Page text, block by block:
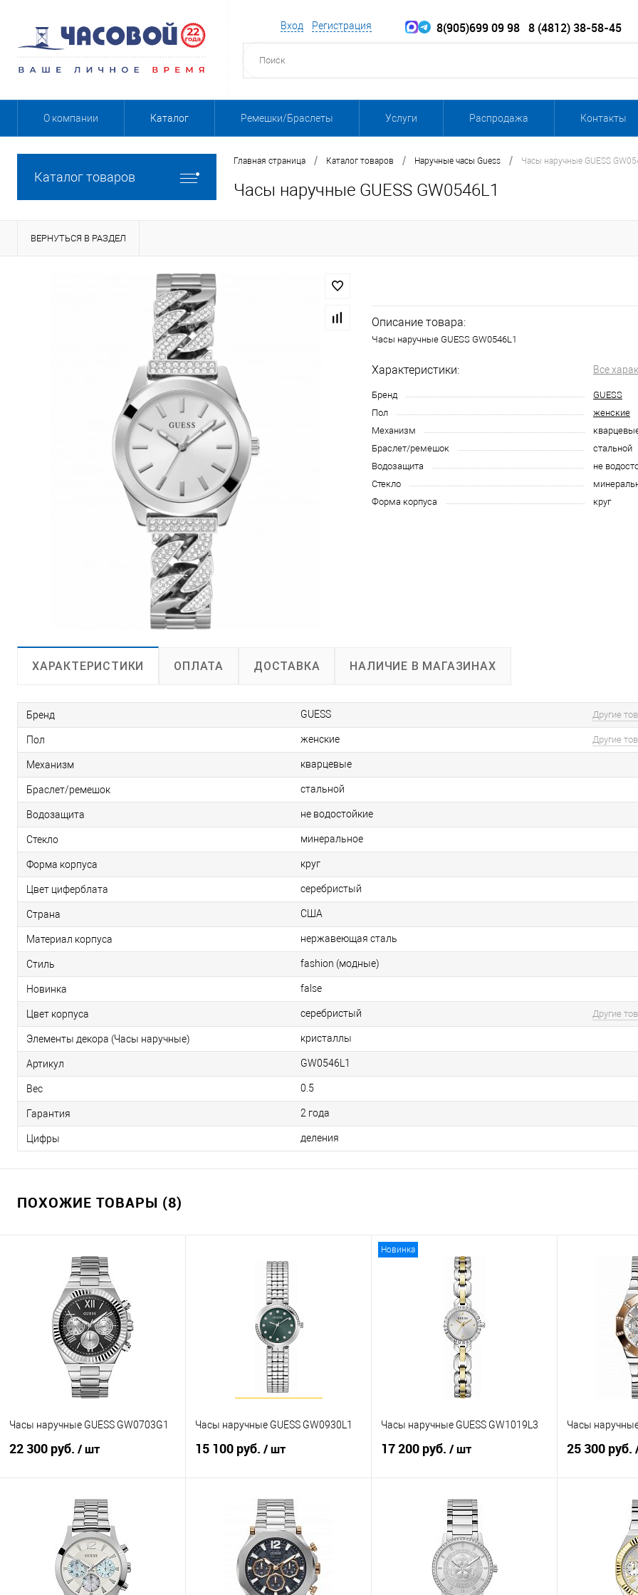
Вход Регистрация 8(905)699 09 98 8 (4812) 38-58-45
О компании Каталог Ремешки/Браслеты Услуги Распродажа Контакты
Каталог товаров
Главная страница / Каталог товаров / Наручные часы Guess / Часы наручные GUESS
Часы наручные GUESS GW0546L1
ВЕРНУТЬСЯ В РАЗДЕЛ
Описание товара:
Часы наручные GUESS GW0546L1
Характеристики: Все
Бренд
GUESS
Пол
женские
Механизм
Браслет/ремешок
стальной
Водозащита
не
Стекло
Форма корпуса
круг
ХАРАКТЕРИСТИКИ ОПЛАТА ДОСТАВКА НАЛИЧИЕ В МАГАЗИНАХ
Бренд GUESS Другие
Пол женские Другие
Механизм кварцевые
Браслет/ремешок стальной
Водозащита не водостойкие
Стекло минеральное
Форма корпуса круг
Цвет циферблата серебристый
Страна США
Материал корпуса нержавеющая сталь
Стиль fashion (модные)
Новинка false
Цвет корпуса серебристый Другие
Элементы декора (Часы наручные) кристаллы
Артикул GW0546L1
Вес 0.5
Гарантия 2 года
Цифры деления
ПОХОЖИЕ ТОВАРЫ (8)
Часы наручные GUESS GW0703G1
22 300 руб. / шт
В корзину
Купить в 1 клик
К сравнению
В избранное
В наличии
Часы наручные GUESS GW0930L1
15 100 руб. / шт
В корзину
Купить в 1 клик
К сравнению
В избранное
В наличии
Новинка
Часы наручные GUESS GW1019L3
17 200 руб. / шт
В корзину
Купить в 1 клик
В избранное
В наличии
Часы
25 300 руб.
Купить в 1
В избранное